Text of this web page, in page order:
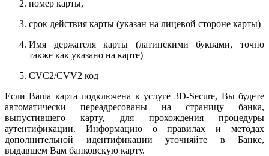
номер карты,
срок действия карты (указан на лицевой стороне карты)
Имя держателя карты (латинскими буквами, точно
также как указано на карте)
CVC2/CVV2 код
Если Ваша карта подключена к услуге 3D-Secure, Вы будете
автоматически переадресованы на страницу банка,
выпустившего карту, для прохождения процедуры
аутентификации. Информацию о правилах и методах
дополнительной идентификации уточняйте в Банке,
выдавшем Вам банковскую карту.